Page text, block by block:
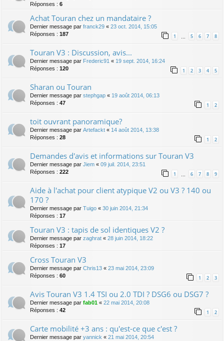
Réponses : 6
Achat Touran chez un mandataire ?
Dernier message par franck29 « 23 oct. 2014, 15:05
Réponses : 187 1 5 6 7 8
Touran V3 : Discussion, avis...
Dernier message par Frederic91 « 19 sept. 2014, 16:24
Réponses : 120 1 2 3 4 5
Sharan ou Touran
Dernier message par stephgap « 19 août 2014, 06:13
Réponses : 47 1 2
toit ouvrant panoramique?
Dernier message par Artefackt « 14 août 2014, 13:38
Réponses : 28 1 2
Demandes d'avis et informations sur Touran V3
Dernier message par Jiem « 09 juil. 2014, 23:51
Réponses : 222 1 … 6 7 8 9
Aide à l'achat pour client atypique V2 ou V3 ? 140 ou
170 ?
Dernier message par Tuigo « 30 juin 2014, 21:34
Réponses : 17
Touran V3 : tapis de sol identiques V2 ?
Dernier message par zaghrat « 28 juin 2014, 18:22
Réponses : 17
Cross Touran V3
Dernier message par Chris13 « 23 mai 2014, 23:09
Réponses : 60 1 2 3
Avis Touran V3 1.4 TSI ou 2.0 TDI ? DSG6 ou DSG7 ?
Dernier message par fab01 « 22 mai 2014, 20:08
Réponses : 42 1 2
Carte mobilité +3 ans : qu'est-ce que c'est ?
Dernier message par yannick « 21 mai 2014, 20:54